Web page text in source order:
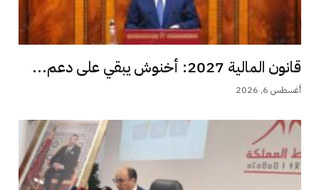
قانون المالية 2027: أخنوش يبقي على دعم...
أغسطس 6, 2026